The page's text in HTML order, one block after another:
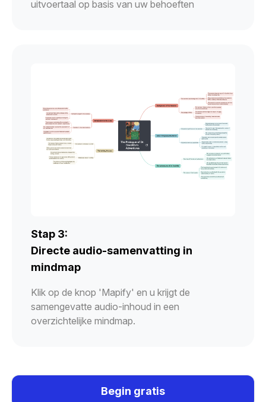
uitvoertaal op basis van uw behoeften
Stap 3:
Directe audio-samenvatting in
mindmap
Klik op de knop 'Mapify' en u krijgt de
samengevatte audio-inhoud in een
overzichtelijke mindmap.
Begin gratis